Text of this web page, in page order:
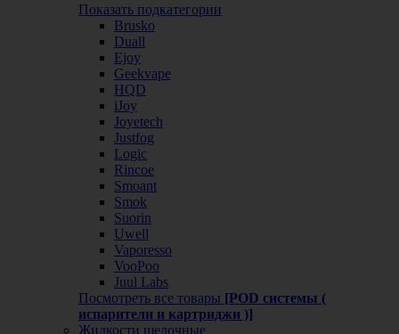
Показать подкатегории
Brusko
Duall
Ejoy
Geekvape
HQD
iJoy
Joyetech
Justfog
Logic
Rincoe
Smoant
Smok
Suorin
Uwell
Vaporesso
VooPoo
Juul Labs
Посмотреть все товары [POD системы (
испарители и картриджи )]
Жидкости щелочные